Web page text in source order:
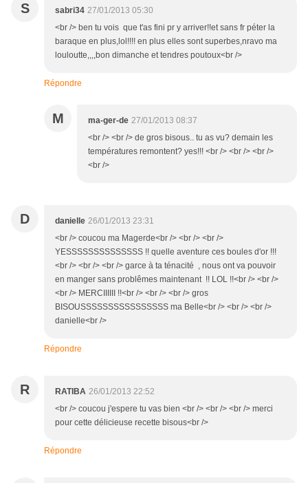
S sabri34 27/01/2013 05:30
<br /> ben tu vois que t'as fini pr y arriver!!et sans fr péter la
baraque en plus,lol!!!! en plus elles sont superbes,nravo ma
louloutte,,,,bon dimanche et tendres poutoux<br />
Répondre
M ma-ger-de 27/01/2013 08:37
<br /> <br /> de gros bisous.. tu as vu? demain les
températures remontent? yes!!! <br /> <br /> <br />
<br />
D danielle 26/01/2013 23:31
<br /> coucou ma Magerde<br /> <br /> <br />
YESSSSSSSSSSSSSS !! quelle aventure ces boules d'or !!!
<br /> <br /> <br /> garce à ta ténacité , nous ont va pouvoir
en manger sans problêmes maintenant !! LOL !!<br /> <br />
<br /> MERCIIIIII !!<br /> <br /> <br /> gros
BISOUSSSSSSSSSSSSSSSS ma Belle<br /> <br /> <br />
danielle<br />
Répondre
R RATIBA 26/01/2013 22:52
<br /> coucou j'espere tu vas bien <br /> <br /> <br /> merci
pour cette délicieuse recette bisous<br />
Répondre